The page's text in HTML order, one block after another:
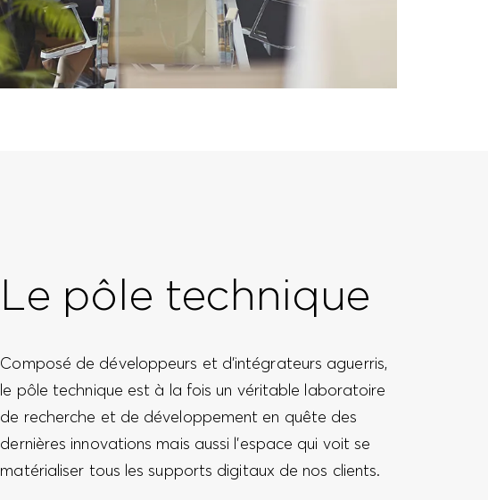
Le pôle technique
Composé de développeurs et d’intégrateurs aguerris,
le pôle technique est à la fois un véritable laboratoire
de recherche et de développement en quête des
dernières innovations mais aussi l’espace qui voit se
matérialiser tous les supports digitaux de nos clients.